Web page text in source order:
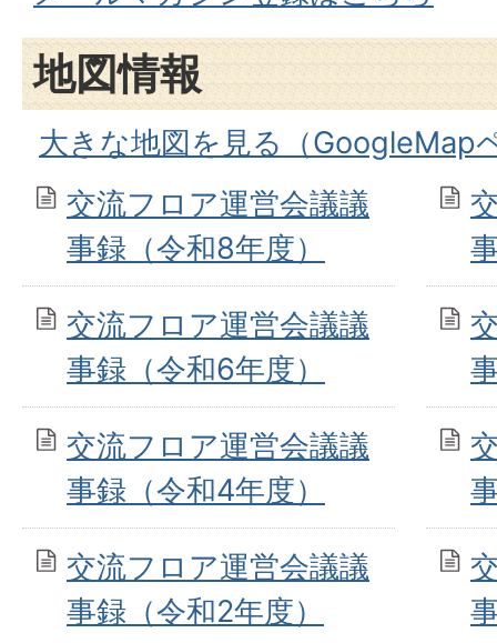
地図情報
大きな地図を見る（GoogleMap
交流フロア運営会議議
事録（令和8年度）
交流フロア運営会議議
事録（令和6年度）
交流フロア運営会議議
事録（令和4年度）
交流フロア運営会議議
事録（令和2年度）